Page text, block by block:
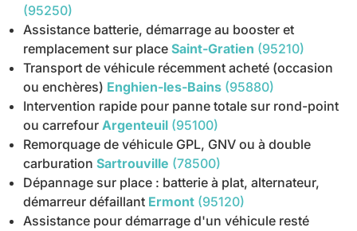
(95250)
Assistance batterie, démarrage au booster et
remplacement sur place Saint-Gratien (95210)
Transport de véhicule récemment acheté (occasion
ou enchères) Enghien-les-Bains (95880)
Intervention rapide pour panne totale sur rond-point
ou carrefour Argenteuil (95100)
Remorquage de véhicule GPL, GNV ou à double
carburation Sartrouville (78500)
Dépannage sur place : batterie à plat, alternateur,
démarreur défaillant Ermont (95120)
Assistance pour démarrage d'un véhicule resté